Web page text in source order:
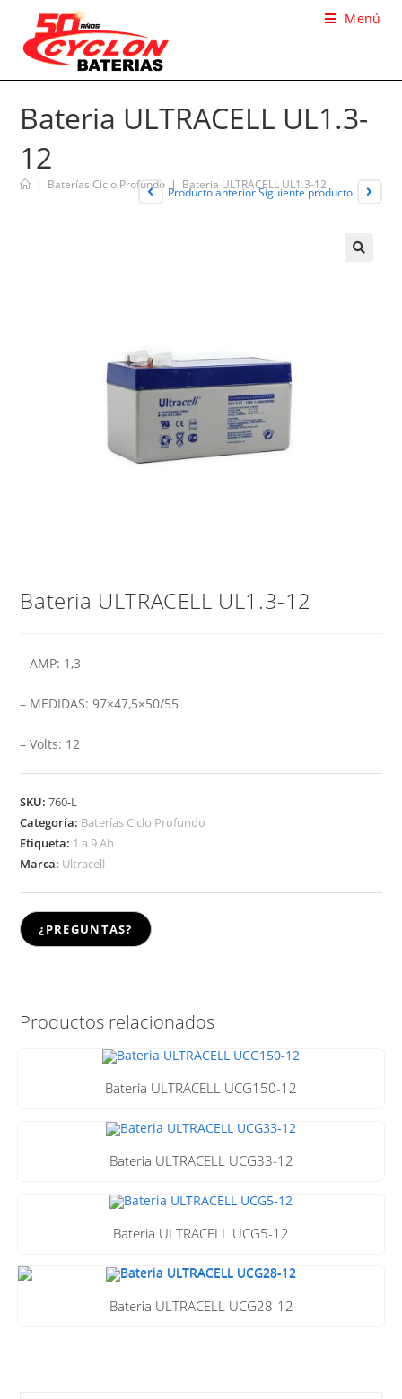
Menú
Bateria ULTRACELL UL1.3-
12
| Baterías Ciclo Profundo | Bateria ULTRACELL UL1.3-12
Producto anteriorSiguiente producto
Bateria ULTRACELL UL1.3-12
– AMP: 1,3
– MEDIDAS: 97×47,5×50/55
– Volts: 12
SKU:760-L
Categoría: Baterías Ciclo Profundo
Etiqueta: 1 a 9 Ah
Marca: Ultracell
Productos relacionados
Bateria ULTRACELL UCG150-12
Bateria ULTRACELL UCG33-12
Bateria ULTRACELL UCG5-12
Bateria ULTRACELL UCG28-12